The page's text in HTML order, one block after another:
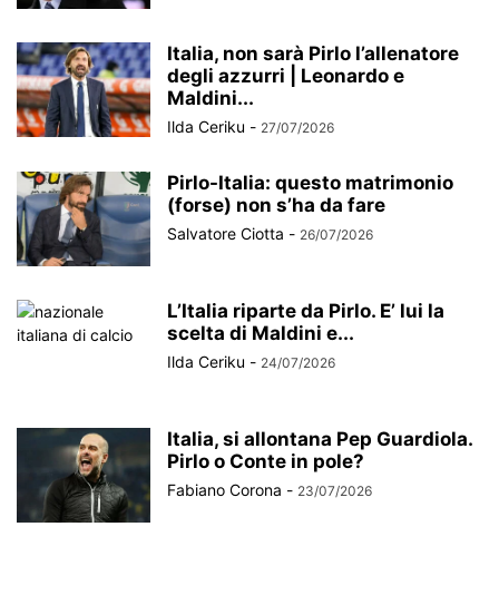
Italia, non sarà Pirlo l’allenatore
degli azzurri | Leonardo e
Maldini...
Ilda Ceriku - 27/07/2026
Pirlo-Italia: questo matrimonio
(forse) non s’ha da fare
Salvatore Ciotta - 26/07/2026
L’Italia riparte da Pirlo. E’ lui la
scelta di Maldini e...
Ilda Ceriku - 24/07/2026
Italia, si allontana Pep Guardiola.
Pirlo o Conte in pole?
Fabiano Corona - 23/07/2026